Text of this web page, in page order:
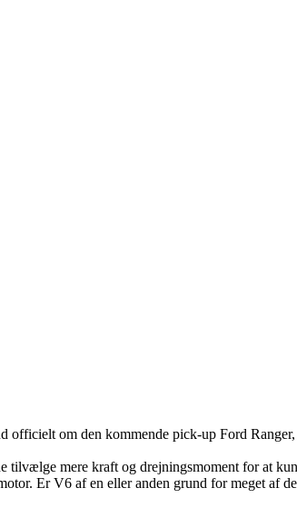
om den kommende pick-up Ford
tilvælge mere kraft og drejningsmoment for at
Er V6 af en eller anden grund for meget af